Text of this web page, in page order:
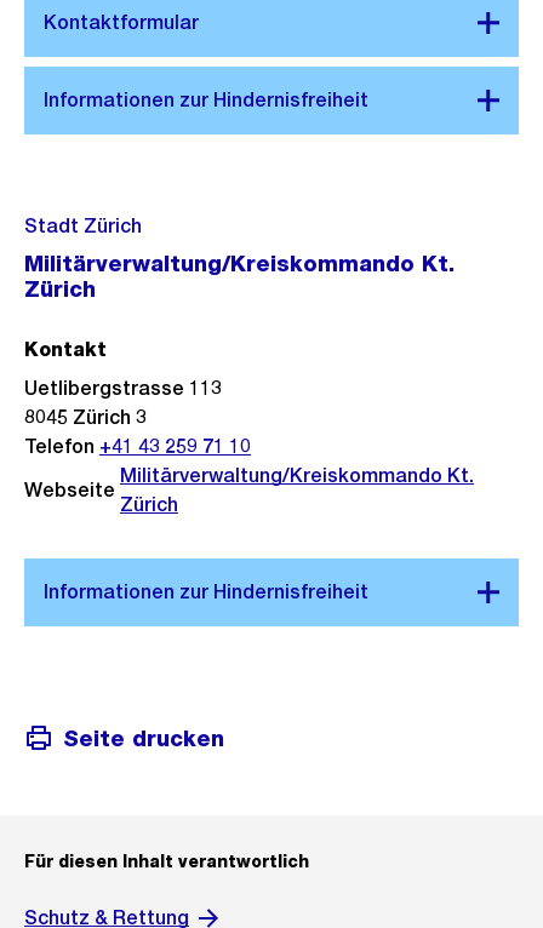
Stadt Zürich
Militärverwaltung/Kreiskommando Kt.
Zürich
Kontakt
Uetlibergstrasse 113
8045 Zürich 3
Telefon +41 43 259 71 10
Webseite
Militärverwaltung/Kreiskommando Kt.
Zürich
Seite drucken
Für diesen Inhalt verantwortlich
Schutz & Rettung